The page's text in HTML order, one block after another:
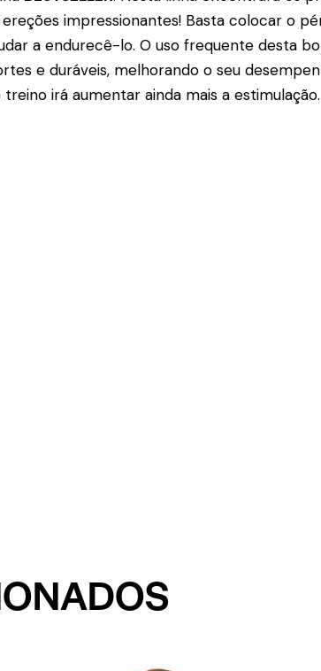
impressionantes! Basta colocar o
a endurecê-lo. O uso frequente desta
e duráveis, melhorando o seu
irá aumentar ainda mais a estimulação.